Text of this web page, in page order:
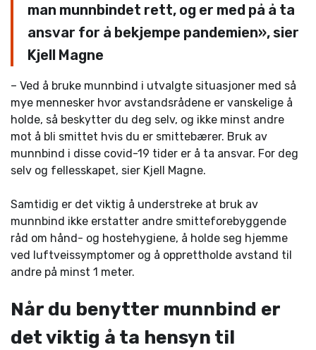
man munnbindet rett, og er med på å ta
ansvar for å bekjempe pandemien», sier
Kjell Magne
– Ved å bruke munnbind i utvalgte situasjoner med så
mye mennesker hvor avstandsrådene er vanskelige å
holde, så beskytter du deg selv, og ikke minst andre
mot å bli smittet hvis du er smittebærer. Bruk av
munnbind i disse covid-19 tider er å ta ansvar. For deg
selv og fellesskapet, sier Kjell Magne.
Samtidig er det viktig å understreke at bruk av
munnbind ikke erstatter andre smitteforebyggende
råd om hånd- og hostehygiene, å holde seg hjemme
ved luftveissymptomer og å opprettholde avstand til
andre på minst 1 meter.
Når du benytter munnbind er
det viktig å ta hensyn til